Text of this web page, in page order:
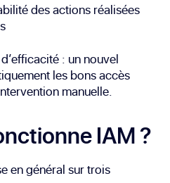
des actions réalisées
: un nouvel
les bons accès
manuelle.
IAM ?
en général sur trois